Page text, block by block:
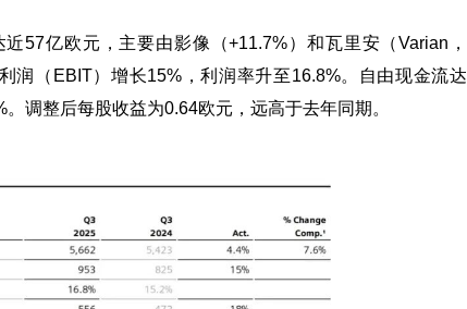
57亿欧元，主要由影像（+11.7%）和瓦里安（Varian，
润（EBIT）增长15%，利润率升至16.8%。自由现金流达
调整后每股收益为0.64欧元，远高于去年同期。